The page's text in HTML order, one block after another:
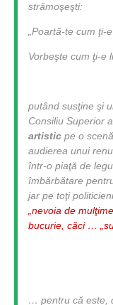
strămoşeşti:
„Poartă-te cum ţi-
Vorbeşte cum ţi-e
putând susţine şi
Consiliu Superior
artistic pe o
audierea unui
într-o piaţă de
îmbărbătare
jar pe toţi
„nevoia de
bucurie, căci …
… pentru că este,